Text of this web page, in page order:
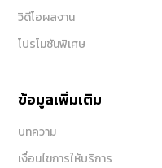
วิดีโอผลงาน
โปรโมชันพิเศษ
ข้อมูลเพิ่มเติม
บทความ
เงื่อนไขการให้บริการ